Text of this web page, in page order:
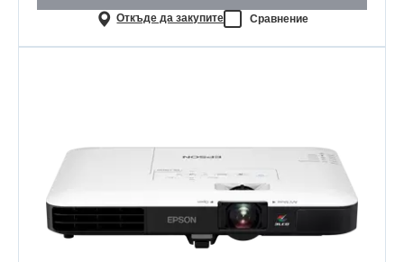
Откъде да закупите Сравнение